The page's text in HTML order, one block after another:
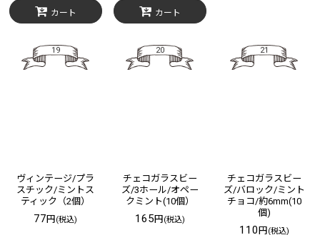
カート カート
19
ヴィンテージ/プラ
スチック/ミントス
ティック（2個）
77円 (税込)
20
チェコガラスビー
ズ/3ホール/オペー
クミント(10個）
165 円 (税込)
21
チェコガラスビー
ズ/バロック/ミント
チョコ/約6mm(10
個)
110 円 (税込)